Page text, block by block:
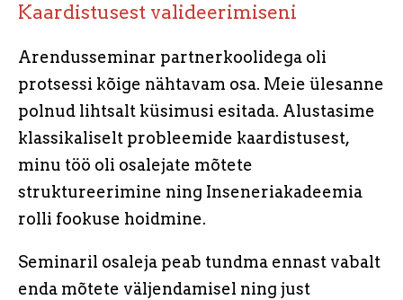
Kaardistusest valideerimiseni
Arendusseminar partnerkoolidega oli
protsessi kõige nähtavam osa. Meie ülesanne
polnud lihtsalt küsimusi esitada. Alustasime
klassikaliselt probleemide kaardistusest,
minu töö oli osalejate mõtete
struktureerimine ning Inseneriakadeemia
rolli fookuse hoidmine.
Seminaril osaleja peab tundma ennast vabalt
enda mõtete väljendamisel ning just